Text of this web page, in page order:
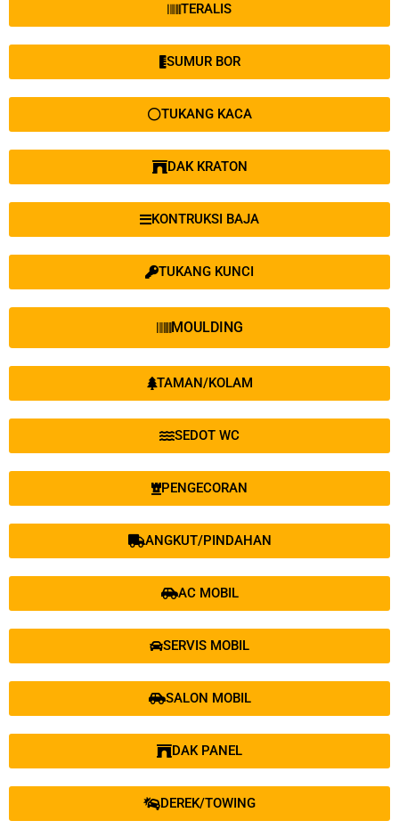
TERALIS
SUMUR BOR
TUKANG KACA
DAK KRATON
KONTRUKSI BAJA
TUKANG KUNCI
MOULDING
TAMAN/KOLAM
SEDOT WC
PENGECORAN
ANGKUT/PINDAHAN
AC MOBIL
SERVIS MOBIL
SALON MOBIL
DAK PANEL
DEREK/TOWING